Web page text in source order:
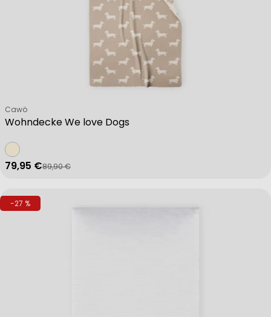
Wohndecke We love Dogs
Verkäufer:
Cawö
Verkaufspreis
79,95 €
Regulärer Preis
89,90 €
-27 %